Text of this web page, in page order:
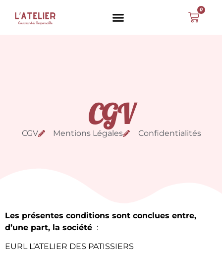
0
CGV
CGV Mentions Légales Confidentialités
Les présentes conditions sont conclues entre,
d’une part, la société :
EURL L’ATELIER DES PATISSIERS